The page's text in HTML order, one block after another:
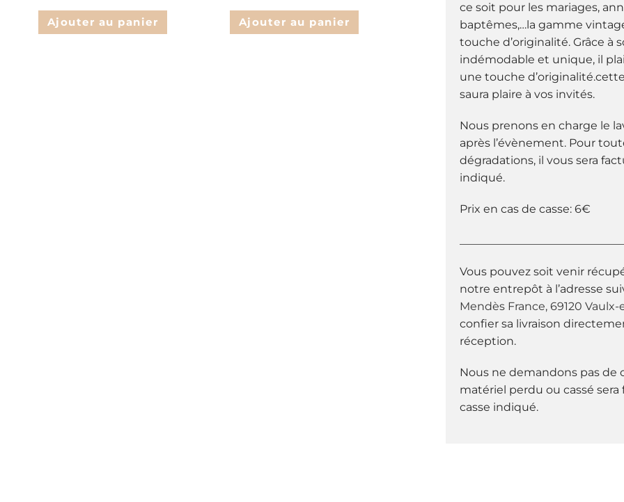
Ajouter au panier Ajouter au panier
ce soit pour les mariages,
baptêmes,…la gamme
touche d’originalité. Grâce à
indémodable et unique, il
une touche
saura plaire à vos invités.
Nous prenons en charge le
après l’évènement. Pour
dégradations, il vous sera
indiqué.
Prix en cas de casse: 6€
Vous pouvez soit venir
notre entrepôt à l’adresse
Mendès France, 69120 Vaulx-
confier sa livraison
réception.
Nous ne demandons pas de
matériel perdu ou cassé
casse indiqué.